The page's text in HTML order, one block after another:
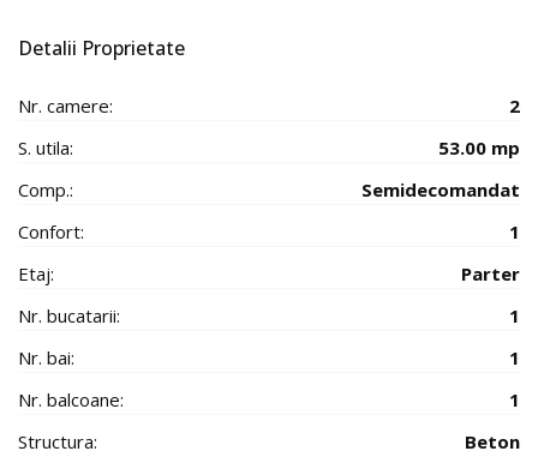
Detalii Proprietate
Nr. camere:
2
S. utila:
53.00 mp
Comp.:
Semidecomandat
Confort:
1
Etaj:
Parter
Nr. bucatarii:
1
Nr. bai:
1
Nr. balcoane:
1
Structura:
Beton